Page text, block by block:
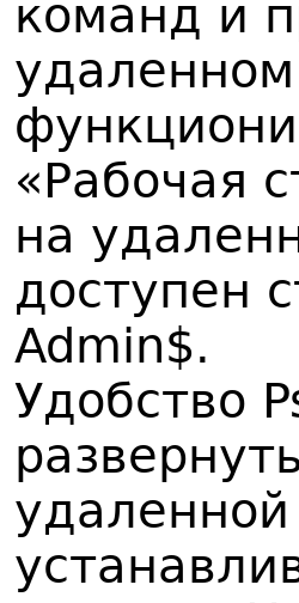
команд и
«Рабочая
на
доступен
Admin$.
Удобство